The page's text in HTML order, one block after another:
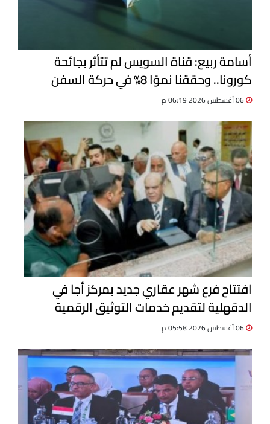
أسامة ربيع: قناة السويس لم تتأثر بجائحة
كورونا.. وحققنا نموًا 8% في حركة السفن
افتتاح فرع شهر عقاري جديد بمركز أجا في
الدقهلية لتقديم خدمات التوثيق الرقمية